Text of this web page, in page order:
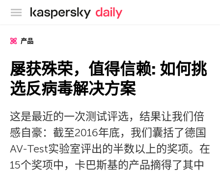
卡巴斯基官方博客
产品
屡获殊荣，值得信赖: 如何挑
选反病毒解决方案
这是最近的一次测试评选，结果让我们倍
感自豪：截至2016年底，我们囊括了德国
AV-Test实验室评出的半数以上的奖项。在
15个奖项中，卡巴斯基的产品摘得了其中